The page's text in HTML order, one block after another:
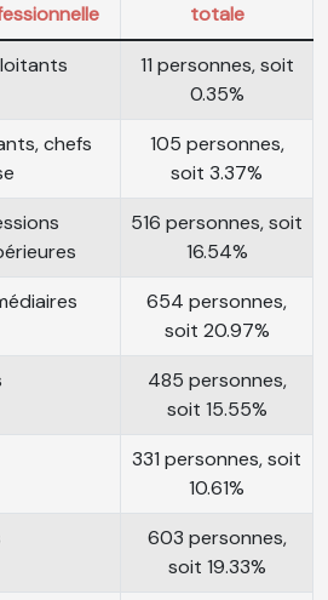
totale
11 personnes, soit
0.35%
chefs
105 personnes,
soit 3.37%
516 personnes, soit
16.54%
654 personnes,
soit 20.97%
485 personnes,
soit 15.55%
331 personnes, soit
10.61%
603 personnes,
soit 19.33%